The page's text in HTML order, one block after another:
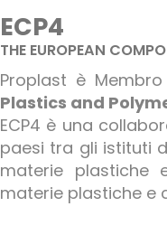
ECP4
THE EUROPEAN
Proplast è
Plastics and
ECP4 è una
paesi tra gli istituti
materie plastiche
materie plastiche e